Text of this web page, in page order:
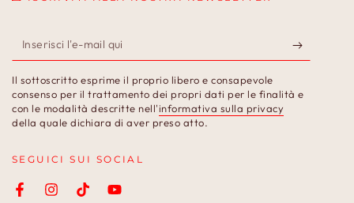
Inserisci
l'e-
mail
qui
Il sottoscritto esprime il proprio libero e consapevole
consenso per il trattamento dei propri dati per le finalità e
con le modalità descritte nell'informativa sulla privacy
della quale dichiara di aver preso atto.
SEGUICI SUI SOCIAL
FacebookInstagramTikTokYouTube